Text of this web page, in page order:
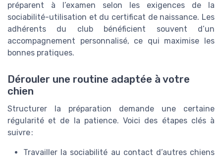
préparent à l’examen selon les exigences de la
sociabilité-utilisation et du certificat de naissance. Les
adhérents du club bénéficient souvent d’un
accompagnement personnalisé, ce qui maximise les
bonnes pratiques.
Dérouler une routine adaptée à votre
chien
Structurer la préparation demande une certaine
régularité et de la patience. Voici des étapes clés à
suivre :
Travailler la sociabilité au contact d’autres chiens